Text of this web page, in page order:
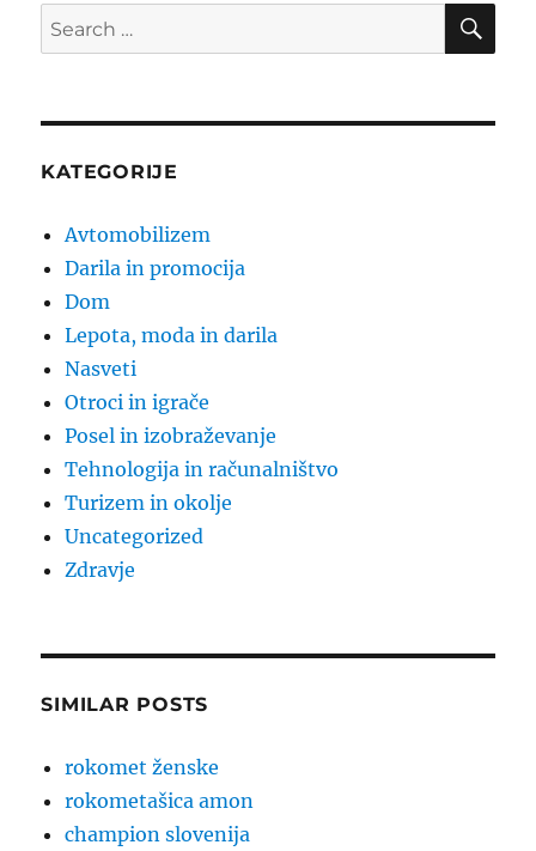
Search
for:
KATEGORIJE
Avtomobilizem
Darila in promocija
Dom
Lepota, moda in darila
Nasveti
Otroci in igrače
Posel in izobraževanje
Tehnologija in računalništvo
Turizem in okolje
Uncategorized
Zdravje
SIMILAR POSTS
rokomet ženske
rokometašica amon
champion slovenija